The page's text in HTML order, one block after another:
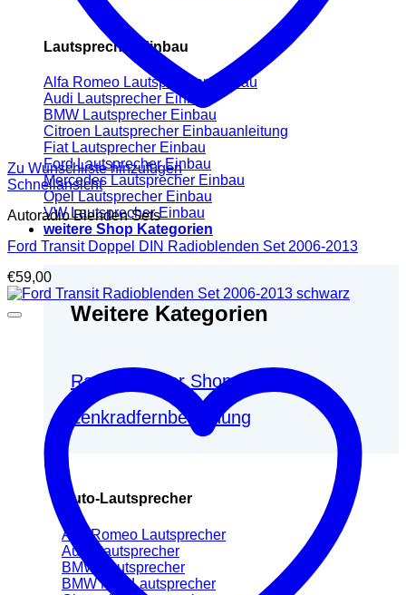
Lautsprecher Einbau
Alfa Romeo Lautsprecher Einbau
Audi Lautsprecher Einbau
BMW Lautsprecher Einbau
Citroen Lautsprecher Einbauanleitung
Fiat Lautsprecher Einbau
Ford Lautsprecher Einbau
Mercedes Lautsprecher Einbau
Opel Lautsprecher Einbau
VW Lautsprecher Einbau
weitere Shop Kategorien
Weitere Kategorien
Radio-adapter Shop
Lenkradfernbedienung
Auto-Lautsprecher
Alfa Romeo Lautsprecher
Audi Lautsprecher
BMW Lautsprecher
BMW Mini Lautsprecher
Zu Wunschliste hinzufügen
Schnellansicht
Autoradio Blenden Sets
Ford Transit Doppel DIN Radioblenden Set 2006-2013
€59,00